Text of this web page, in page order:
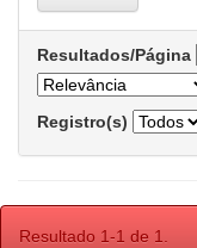
Resultados/Página
Registro(s)
Resultado 1-1 de 1.